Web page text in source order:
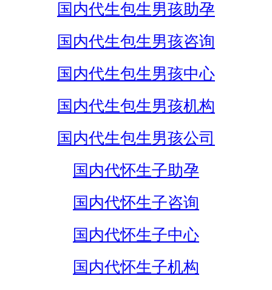
国内代生包生男孩助孕
国内代生包生男孩咨询
国内代生包生男孩中心
国内代生包生男孩机构
国内代生包生男孩公司
国内代怀生子助孕
国内代怀生子咨询
国内代怀生子中心
国内代怀生子机构